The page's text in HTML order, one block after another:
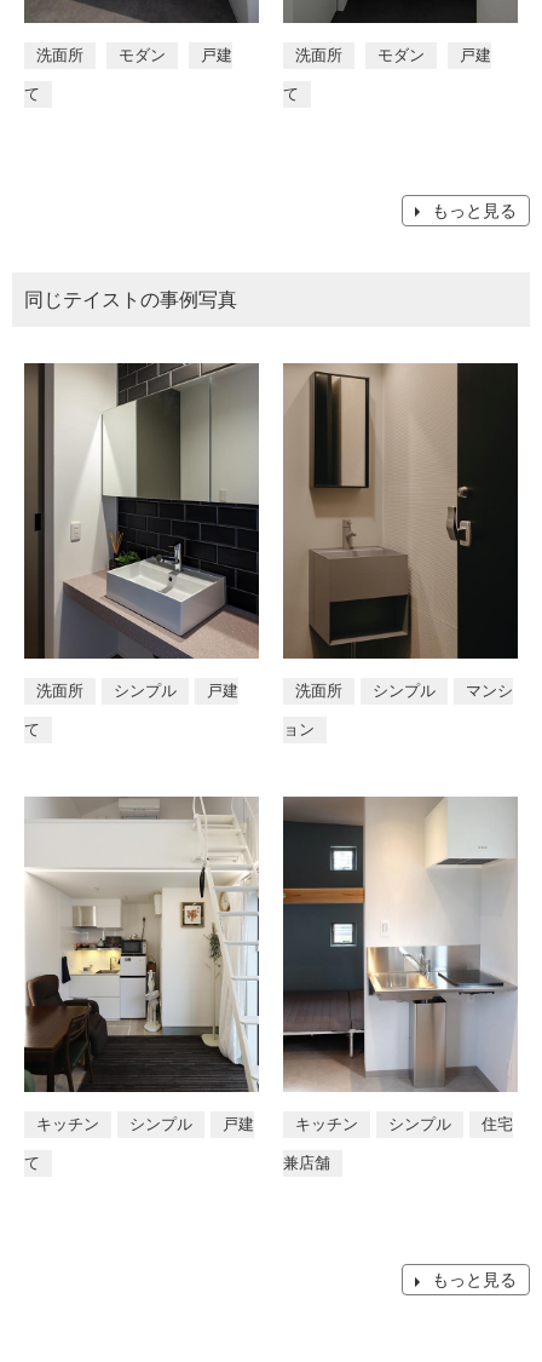
洗面所 モダン 戸建
て
洗面所 モダン 戸建
て
もっと見る
同じテイストの事例写真
洗面所 シンプル 戸建
て
洗面所 シンプル マンシ
ョン
キッチン シンプル 戸建
て
キッチン シンプル 住宅
兼店舗
もっと見る